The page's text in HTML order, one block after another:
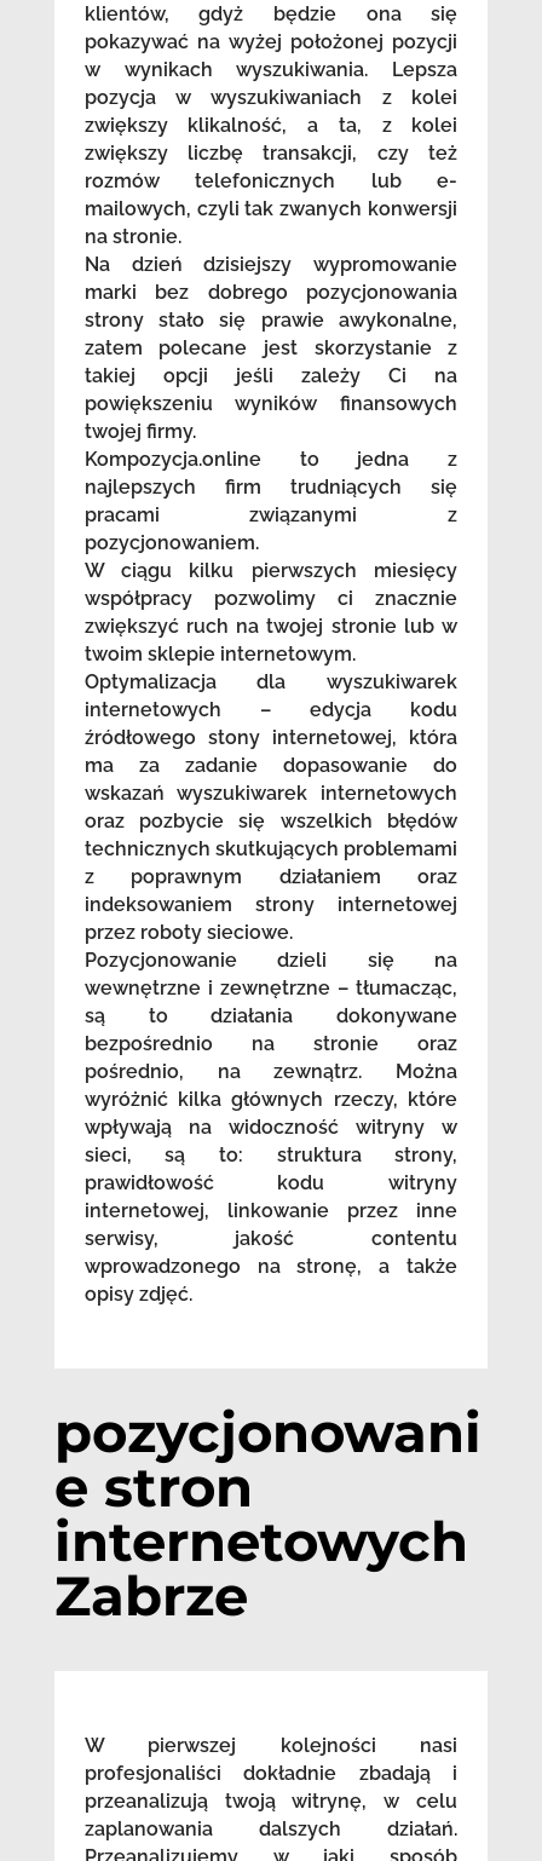
klientów, gdyż będzie ona się
pokazywać na wyżej położonej pozycji
w wynikach wyszukiwania. Lepsza
pozycja w wyszukiwaniach z kolei
zwiększy klikalność, a ta, z kolei
zwiększy liczbę transakcji, czy też
rozmów telefonicznych lub e-
mailowych, czyli tak zwanych konwersji
na stronie.
Na dzień dzisiejszy wypromowanie
marki bez dobrego pozycjonowania
strony stało się prawie awykonalne,
zatem polecane jest skorzystanie z
takiej opcji jeśli zależy Ci na
powiększeniu wyników finansowych
twojej firmy.
Kompozycja.online to jedna z
najlepszych firm trudniących się
pracami związanymi z
pozycjonowaniem.
W ciągu kilku pierwszych miesięcy
współpracy pozwolimy ci znacznie
zwiększyć ruch na twojej stronie lub w
twoim sklepie internetowym.
Optymalizacja dla wyszukiwarek
internetowych – edycja kodu
źródłowego stony internetowej, która
ma za zadanie dopasowanie do
wskazań wyszukiwarek internetowych
oraz pozbycie się wszelkich błędów
technicznych skutkujących problemami
z poprawnym działaniem oraz
indeksowaniem strony internetowej
przez roboty sieciowe.
Pozycjonowanie dzieli się na
wewnętrzne i zewnętrzne – tłumacząc,
są to działania dokonywane
bezpośrednio na stronie oraz
pośrednio, na zewnątrz. Można
wyróżnić kilka głównych rzeczy, które
wpływają na widoczność witryny w
sieci, są to: struktura strony,
prawidłowość kodu witryny
internetowej, linkowanie przez inne
serwisy, jakość contentu
wprowadzonego na stronę, a także
opisy zdjęć.
pozycjonowani
e stron
internetowych
Zabrze
W pierwszej kolejności nasi
profesjonaliści dokładnie zbadają i
przeanalizują twoją witrynę, w celu
zaplanowania dalszych działań.